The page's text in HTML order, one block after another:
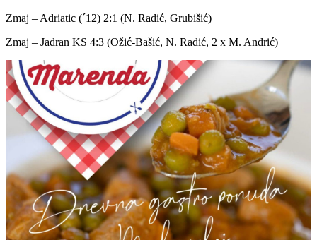
Zmaj – Adriatic (´12) 2:1 (N. Radić, Grubišić)
Zmaj – Jadran KS 4:3 (Ožić-Bašić, N. Radić, 2 x M. Andrić)